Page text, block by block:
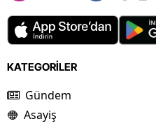
KATEGORİLER
Gündem
Asayiş